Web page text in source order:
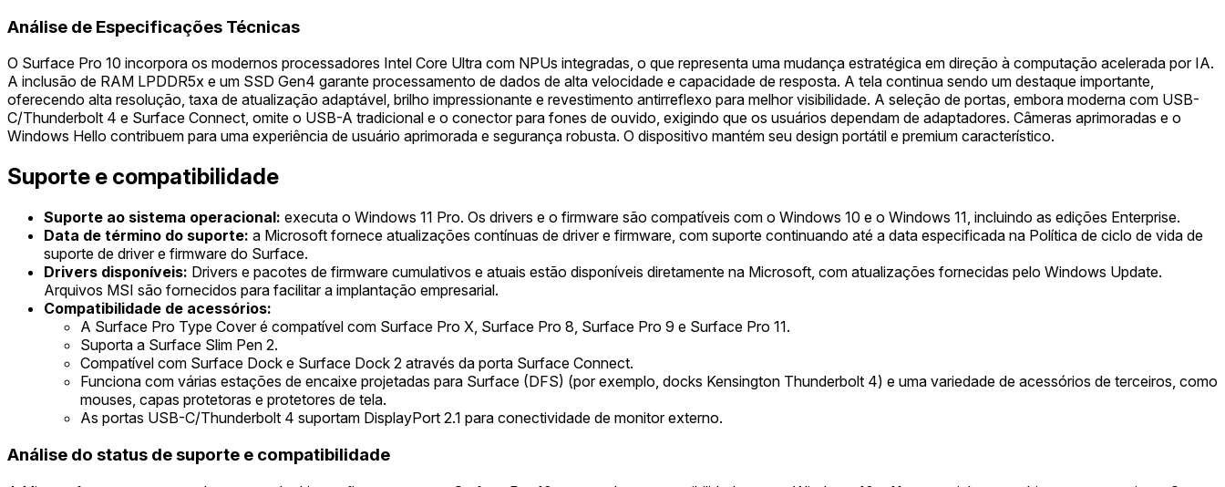
Análise de Especificações Técnicas
O Surface Pro 10 incorpora os modernos processadores Intel Core Ultra com NPUs integradas, o que representa uma mudança estratégica em direção à computação acelerada por IA.
A inclusão de RAM LPDDR5x e um SSD Gen4 garante processamento de dados de alta velocidade e capacidade de resposta. A tela continua sendo um destaque importante,
oferecendo alta resolução, taxa de atualização adaptável, brilho impressionante e revestimento antirreflexo para melhor visibilidade. A seleção de portas, embora moderna com USB-
C/Thunderbolt 4 e Surface Connect, omite o USB-A tradicional e o conector para fones de ouvido, exigindo que os usuários dependam de adaptadores. Câmeras aprimoradas e o
Windows Hello contribuem para uma experiência de usuário aprimorada e segurança robusta. O dispositivo mantém seu design portátil e premium característico.
Suporte e compatibilidade
Suporte ao sistema operacional: executa o Windows 11 Pro. Os drivers e o firmware são compatíveis com o Windows 10 e o Windows 11, incluindo as edições Enterprise.
Data de término do suporte: a Microsoft fornece atualizações contínuas de driver e firmware, com suporte continuando até a data especificada na Política de ciclo de vida de
suporte de driver e firmware do Surface.
Drivers disponíveis: Drivers e pacotes de firmware cumulativos e atuais estão disponíveis diretamente na Microsoft, com atualizações fornecidas pelo Windows Update.
Arquivos MSI são fornecidos para facilitar a implantação empresarial.
Compatibilidade de acessórios:
A Surface Pro Type Cover é compatível com Surface Pro X, Surface Pro 8, Surface Pro 9 e Surface Pro 11.
Suporta a Surface Slim Pen 2.
Compatível com Surface Dock e Surface Dock 2 através da porta Surface Connect.
Funciona com várias estações de encaixe projetadas para Surface (DFS) (por exemplo, docks Kensington Thunderbolt 4) e uma variedade de acessórios de terceiros, como
mouses, capas protetoras e protetores de tela.
As portas USB-C/Thunderbolt 4 suportam DisplayPort 2.1 para conectividade de monitor externo.
Análise do status de suporte e compatibilidade